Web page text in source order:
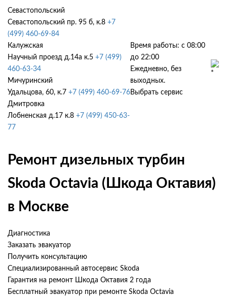
Севастопольский
Севастопольский пр. 95 б, к.8 +7
(499) 460-69-84
Калужская
Научный проезд д.14а к.5 +7 (499)
460-63-34
Мичуринский
Удальцова, 60, к.7 +7 (499) 460-69-76
Дмитровка
Лобненская д.17 к.8 +7 (499) 450-63-
77
Время работы: с 08:00
до 22:00
Ежедневно, без
выходных.
Выбрать сервис
Ремонт дизельных турбин
Skoda Octavia (Шкода Октавия)
в Москве
Диагностика
Заказать эвакуатор
Получить консультацию
Специализированный автосервис Skoda
Гарантия на ремонт Шкода Октавия 2 года
Бесплатный эвакуатор при ремонте Skoda Octavia